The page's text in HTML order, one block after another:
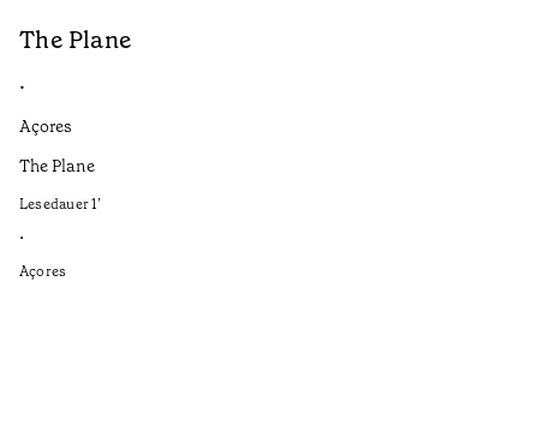
The Plane
•
Açores
The Plane
Lesedauer1’
•
Açores